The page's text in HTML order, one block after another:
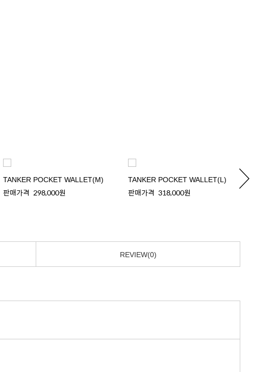
TANKER POCKET WALLET(M)
판매가격 298,000원
TANKER POCKET WALLET(L)
판매가격 318,000원
REVIEW(0)